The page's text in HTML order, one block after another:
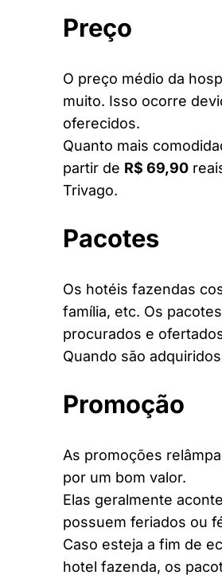
Preço
O preço médio da
muito. Isso ocorre
oferecidos.
Quanto mais
partir de R$ 69,90
Trivago.
Pacotes
Os hotéis fazendas
família, etc. Os
procurados e
Quando são
Promoção
As promoções
por um bom valor.
Elas geralmente
possuem feriados ou
Caso esteja a fim de
hotel fazenda, os